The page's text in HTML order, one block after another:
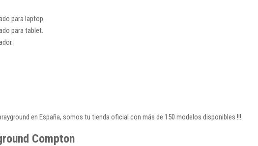
para laptop.
para tablet.
en España, somos tu tienda oficial con más de 150 modelos disponibles !!!
Compton